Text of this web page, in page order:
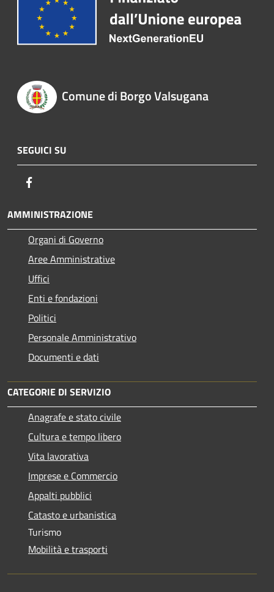
Comune di Borgo Valsugana
SEGUICI SU
AMMINISTRAZIONE
Organi di Governo
Aree Amministrative
Uffici
Enti e fondazioni
Politici
Personale Amministrativo
Documenti e dati
CATEGORIE DI SERVIZIO
Anagrafe e stato civile
Cultura e tempo libero
Vita lavorativa
Imprese e Commercio
Appalti pubblici
Catasto e urbanistica
Turismo
Mobilità e trasporti